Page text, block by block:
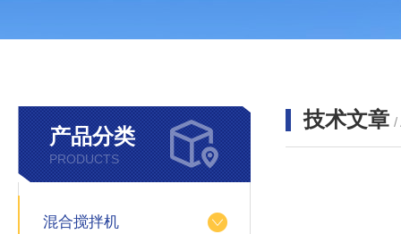
产品分类
PRODUCTS
混合搅拌机
技术文章 /